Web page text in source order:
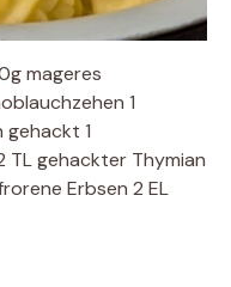
mageres
1
gehackt 1
TL gehackter Thymian
Erbsen 2 EL